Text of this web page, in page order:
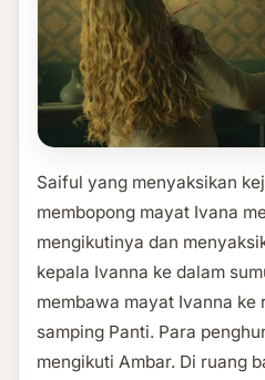
Saiful yang menyaksikan
membopong mayat Ivana
mengikutinya dan
kepala Ivanna ke dalam
membawa mayat Ivanna
samping Panti. Para
mengikuti Ambar. Di ruang